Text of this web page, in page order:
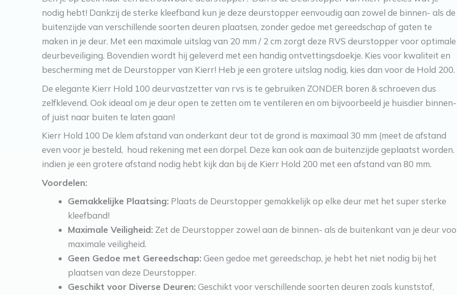
nodig hebt! Dankzij de sterke kleefband kun je deze deurstopper eenvoudig aan zowel de binnen- als de
buitenzijde van verschillende soorten deuren plaatsen, zonder gedoe met gereedschap of gaten te
maken in je deur. Met een maximale uitslag van 20 mm / 2 cm zorgt deze RVS deurstopper voor optimale
deurbeveiliging. Bovendien wordt hij geleverd met een handig ontvettingsdoekje. Kies voor kwaliteit en
bescherming met de Deurstopper van Kierr! Heb je een grotere uitslag nodig, kies dan voor de Hold 200.
De elegante Kierr Hold 100 deurvastzetter van rvs is te gebruiken ZONDER boren & schroeven dus
zelfklevend. Ook ideaal om je deur open te zetten om te ventileren en om bijvoorbeeld je huisdier binnen-
of juist naar buiten te laten gaan!
Kierr Hold 100 De klem afstand van onderkant deur tot de grond is maximaal 30 mm (meet de afstand
even voor je besteld, houd rekening met een dorpel. Deze kan ook aan de buitenzijde geplaatst worden.
indien je een grotere afstand nodig hebt kijk dan bij de Kierr Hold 200 met een afstand van 80 mm.
Voordelen:
Gemakkelijke Plaatsing: Plaats de Deurstopper gemakkelijk op elke deur met het super sterke
kleefband!
Maximale Veiligheid: Zet de Deurstopper zowel aan de binnen- als de buitenkant van je deur
maximale veiligheid.
Geen Gedoe met Gereedschap: Geen gedoe met gereedschap, je hebt het niet nodig bij het
plaatsen van deze Deurstopper.
Geschikt voor Diverse Deuren: Geschikt voor verschillende soorten deuren zoals kunststof,